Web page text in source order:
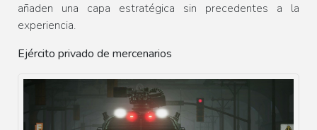
añaden una capa estratégica sin precedentes a la
experiencia.
Ejército privado de mercenarios